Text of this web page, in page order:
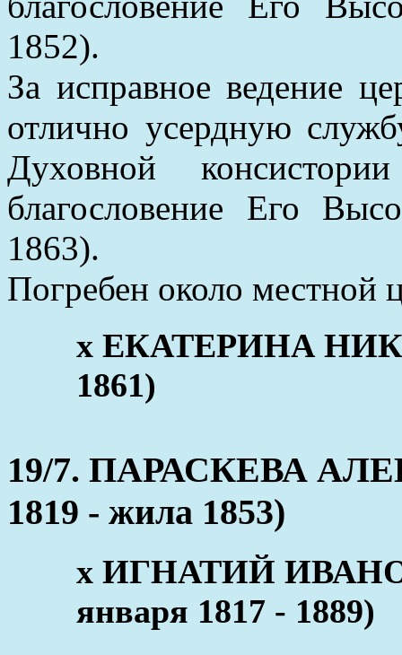
1852).
За исправное ведение
отлично усердную
Духовной
благословение Его
1863).
Погребен около местной
x ЕКАТЕРИНА
1861)
19/7. ПАРАСКЕВА
1819 - жила 1853)
x ИГНАТИЙ
января 1817 - 1889)